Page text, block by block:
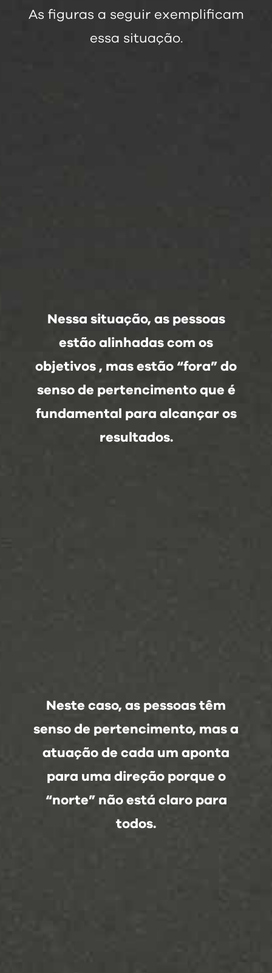
As figuras a seguir exemplificam
essa situação.
Nessa situação, as pessoas
estão alinhadas com os
objetivos , mas estão “fora” do
senso de pertencimento que é
fundamental para alcançar os
resultados.
Neste caso, as pessoas têm
senso de pertencimento, mas a
atuação de cada um aponta
para uma direção porque o
“norte” não está claro para
todos.